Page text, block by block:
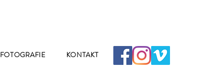
FOTOGRAFIE KONTAKT